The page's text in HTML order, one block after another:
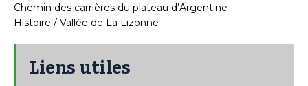
Chemin des carrières du plateau d’Argentine
Histoire / Vallée de La Lizonne
Liens utiles